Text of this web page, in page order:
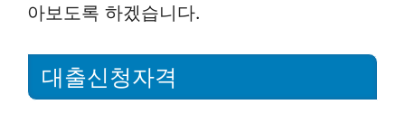
아보도록 하겠습니다.
대출신청자격